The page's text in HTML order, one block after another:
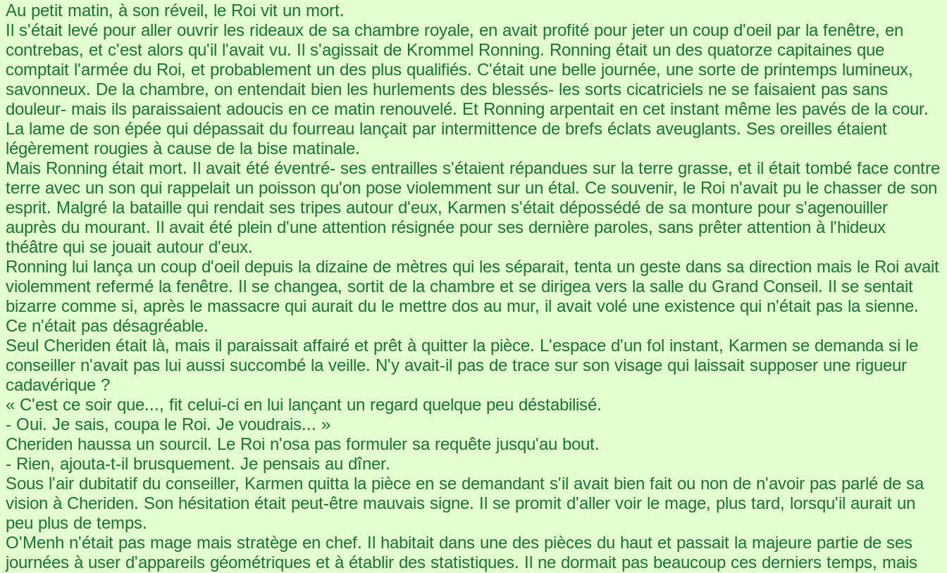
Au petit matin, à son réveil, le Roi vit un mort.
Il s'était levé pour aller ouvrir les rideaux de sa chambre royale, en avait profité pour jeter un coup d'oeil par la fenêtre, en
contrebas, et c'est alors qu'il l'avait vu. Il s'agissait de Krommel Ronning. Ronning était un des quatorze capitaines que
comptait l'armée du Roi, et probablement un des plus qualifiés. C'était une belle journée, une sorte de printemps lumineux,
savonneux. De la chambre, on entendait bien les hurlements des blessés- les sorts cicatriciels ne se faisaient pas sans
douleur- mais ils paraissaient adoucis en ce matin renouvelé. Et Ronning arpentait en cet instant même les pavés de la cour.
La lame de son épée qui dépassait du fourreau lançait par intermittence de brefs éclats aveuglants. Ses oreilles étaient
légèrement rougies à cause de la bise matinale.
Mais Ronning était mort. Il avait été éventré- ses entrailles s'étaient répandues sur la terre grasse, et il était tombé face contre
terre avec un son qui rappelait un poisson qu'on pose violemment sur un étal. Ce souvenir, le Roi n'avait pu le chasser de son
esprit. Malgré la bataille qui rendait ses tripes autour d'eux, Karmen s'était dépossédé de sa monture pour s'agenouiller
auprès du mourant. Il avait été plein d'une attention résignée pour ses dernière paroles, sans prêter attention à l'hideux
théâtre qui se jouait autour d'eux.
Ronning lui lança un coup d'oeil depuis la dizaine de mètres qui les séparait, tenta un geste dans sa direction mais le Roi avait
violemment refermé la fenêtre. Il se changea, sortit de la chambre et se dirigea vers la salle du Grand Conseil. Il se sentait
bizarre comme si, après le massacre qui aurait du le mettre dos au mur, il avait volé une existence qui n'était pas la sienne.
Ce n'était pas désagréable.
Seul Cheriden était là, mais il paraissait affairé et prêt à quitter la pièce. L'espace d'un fol instant, Karmen se demanda si le
conseiller n'avait pas lui aussi succombé la veille. N'y avait-il pas de trace sur son visage qui laissait supposer une rigueur
cadavérique ?
« C'est ce soir que..., fit celui-ci en lui lançant un regard quelque peu déstabilisé.
- Oui. Je sais, coupa le Roi. Je voudrais... »
Cheriden haussa un sourcil. Le Roi n'osa pas formuler sa requête jusqu'au bout.
- Rien, ajouta-t-il brusquement. Je pensais au dîner.
Sous l'air dubitatif du conseiller, Karmen quitta la pièce en se demandant s'il avait bien fait ou non de n'avoir pas parlé de sa
vision à Cheriden. Son hésitation était peut-être mauvais signe. Il se promit d'aller voir le mage, plus tard, lorsqu'il aurait un
peu plus de temps.
O'Menh n'était pas mage mais stratège en chef. Il habitait dans une des pièces du haut et passait la majeure partie de ses
journées à user d'appareils géométriques et à établir des statistiques. Il ne dormait pas beaucoup ces derniers temps, mais